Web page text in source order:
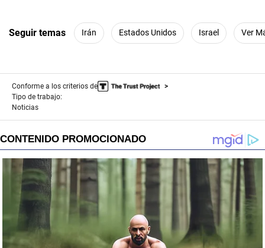
Seguir temas Irán Estados Unidos Israel Ver
Conforme a los criterios de
Tipo de trabajo:
Noticias